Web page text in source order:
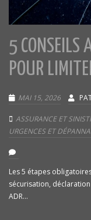
5 CONSEILS
POUR
MAI 15, 2026
ASSURANCE ET
URGENCES ET
Les 5 étapes
sécurisation,
ADR...